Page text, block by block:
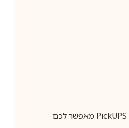
PickUPS מאפשר לכם